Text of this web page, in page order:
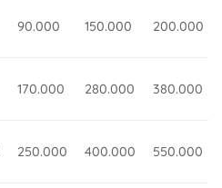
90.000 150.000 200.000
170.000 280.000 380.000
250.000 400.000 550.000